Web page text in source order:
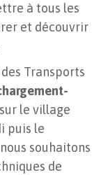
à tous les
et découvrir
Transports
le village
puis le
souhaitons
de